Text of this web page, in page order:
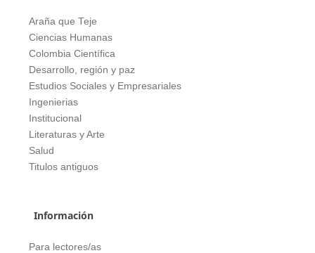
Araña que Teje
Ciencias Humanas
Colombia Científica
Desarrollo, región y paz
Estudios Sociales y Empresariales
Ingenierias
Institucional
Literaturas y Arte
Salud
Titulos antiguos
Información
Para lectores/as